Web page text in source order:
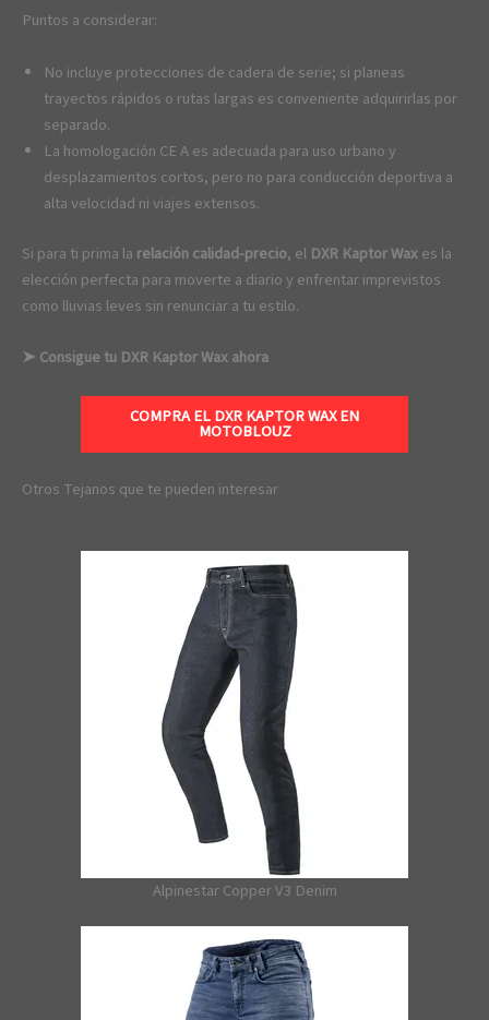
Puntos a considerar:
No incluye protecciones de cadera de serie; si planeas
trayectos rápidos o rutas largas es conveniente adquirirlas por
separado.
La homologación CE A es adecuada para uso urbano y
desplazamientos cortos, pero no para conducción deportiva a
alta velocidad ni viajes extensos.
Si para ti prima la relación calidad-precio, el DXR Kaptor Waxes la
elección perfecta para moverte a diario y enfrentar imprevistos
como lluvias leves sin renunciar a tu estilo.
➤ Consigue tu DXR Kaptor Wax ahora
COMPRA EL DXR KAPTOR WAX EN
MOTOBLOUZ
Otros Tejanos que te pueden interesar
Alpinestar Copper V3 Denim